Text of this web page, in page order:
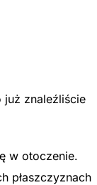
już znaleźliście
w otoczenie.
płaszczyznach